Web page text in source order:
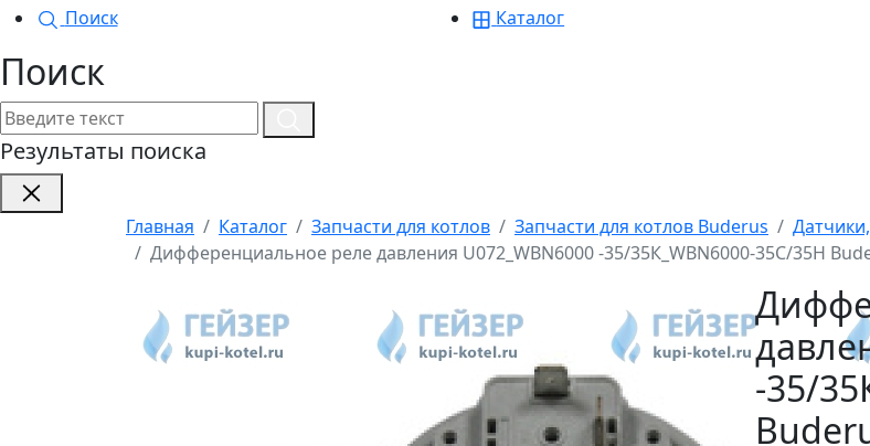
Поиск
Каталог
Поиск
Результаты поиска
Главная Каталог Запчасти для котлов Запчасти для котлов Buderus
Дифференциальное реле давления U072_WBN6000 -35/35К_WBN6000-35С/35Н
-35/